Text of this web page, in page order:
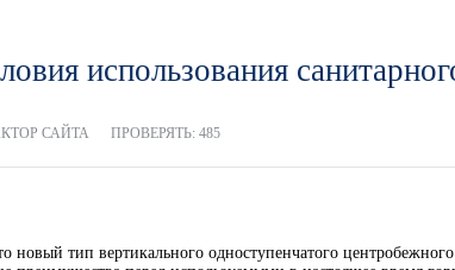
использования
САЙТА ПРОВЕРЯТЬ: 485
новый тип вертикального одноступенчатого